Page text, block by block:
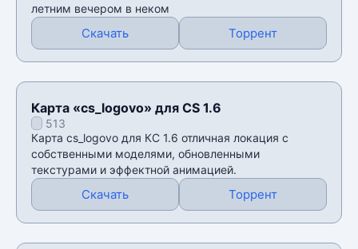
летним вечером в неком
Скачать Торрент
Карта «cs_logovo» для CS 1.6
513
Карта cs_logovo для КС 1.6 отличная локация с
собственными моделями, обновленными
текстурами и эффектной анимацией.
Скачать Торрент